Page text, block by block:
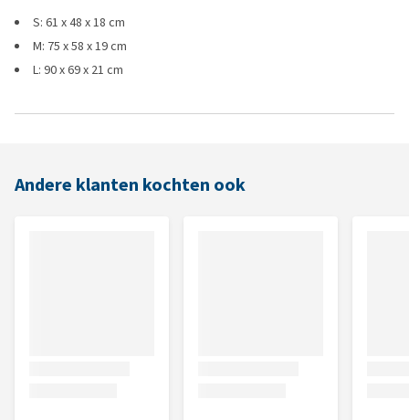
S: 61 x 48 x 18 cm
M: 75 x 58 x 19 cm
L: 90 x 69 x 21 cm
Andere klanten kochten ook